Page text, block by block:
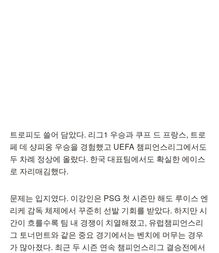
트로피도 쓸어 담았다. 리그1 우승과 쿠프 드 프랑스, 트로
페 데 샹피옹 우승을 경험했고 UEFA 챔피언스리그에서도
두 차례 정상에 올랐다. 한국 대표팀에서도 확실한 에이스
로 자리매김했다.
문제는 입지였다. 이강인은 PSG 첫 시즌만 해도 루이스 엔
리케 감독 체제에서 꾸준히 선발 기회를 받았다. 하지만 시
간이 흐를수록 팀 내 경쟁이 치열해졌고, 유럽챔피언스리
그 토너먼트와 같은 중요 경기에서는 벤치에 머무는 경우
가 많아졌다. 최근 두 시즌 연속 챔피언스리그 결승전에서